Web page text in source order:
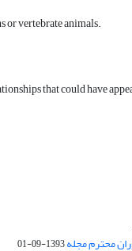
or vertebrate animals.
that could have
محترم مجله1393-09-01